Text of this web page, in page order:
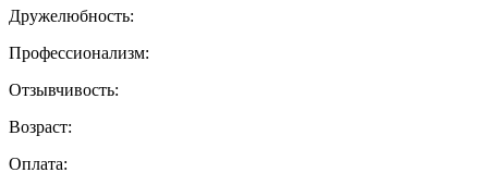
Дружелюбность:
Профессионализм:
Отзывчивость:
Возраст:
Оплата: